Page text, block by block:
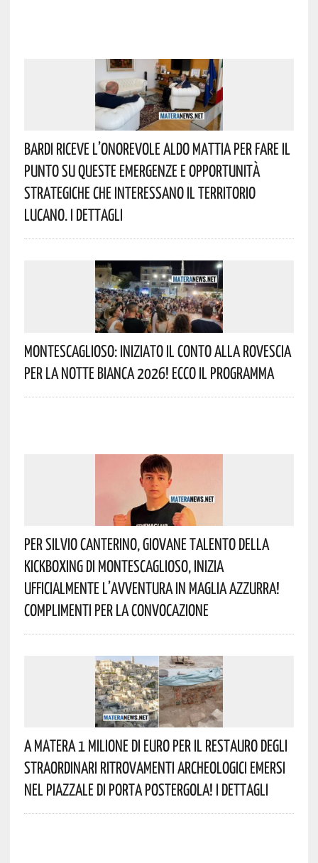
Bardi Riceve L’onorevole Aldo Mattia Per Fare Il
Punto Su Queste Emergenze E Opportunità
Strategiche Che Interessano Il Territorio
Lucano. I Dettagli
Montescaglioso: Iniziato Il Conto Alla Rovescia
Per La Notte Bianca 2026! Ecco Il Programma
Per Silvio Canterino, Giovane Talento Della
Kickboxing Di Montescaglioso, Inizia
Ufficialmente L’avventura In Maglia Azzurra!
Complimenti Per La Convocazione
A Matera 1 Milione Di Euro Per Il Restauro Degli
Straordinari Ritrovamenti Archeologici Emersi
Nel Piazzale Di Porta Postergola! I Dettagli